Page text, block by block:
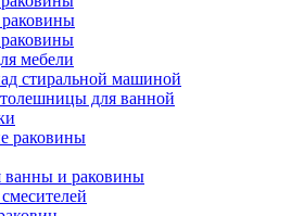
мебели
стиральной машиной
для ванной
раковины
ванны и раковины